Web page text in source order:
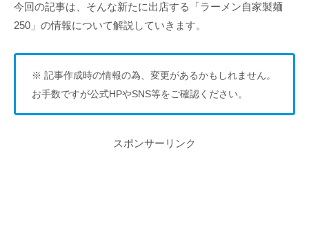
今回の記事は、そんな新たに出店する「ラーメン自家製麺
250」の情報について解説していきます。
※ 記事作成時の情報の為、変更があるかもしれません。
お手数ですが公式HPやSNS等をご確認ください。
スポンサーリンク